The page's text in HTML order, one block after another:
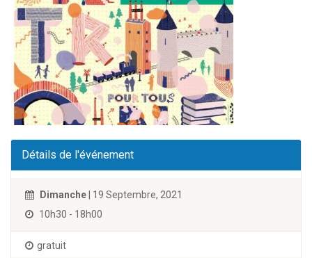
Détails de l'événement
Dimanche | 19 Septembre, 2021
10h30 - 18h00
gratuit